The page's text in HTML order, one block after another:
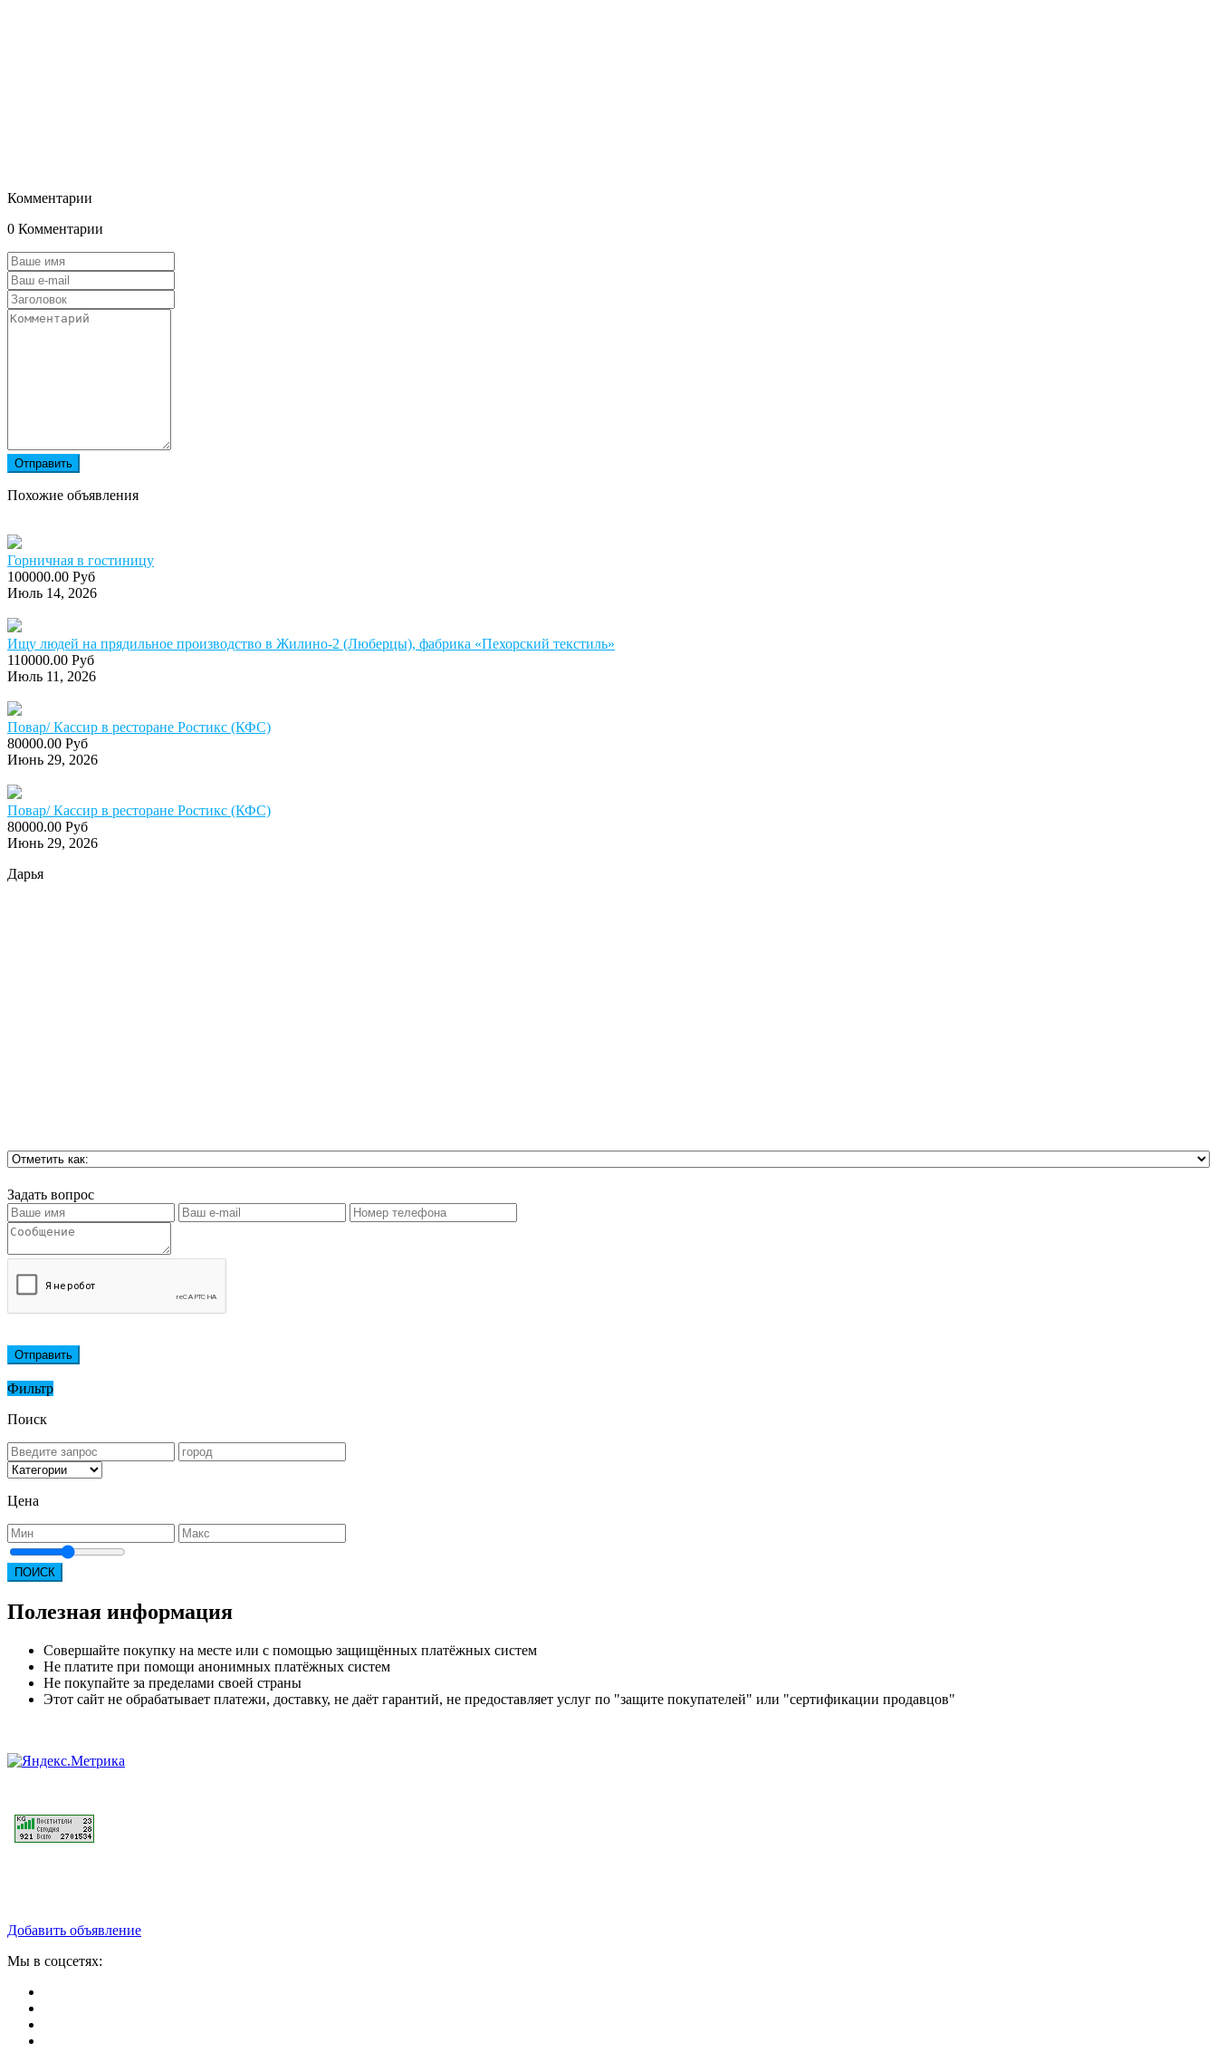
Комментарии
0 Комментарии
Отправить
Похожие объявления
Горничная в гостиницу
100000.00 Руб
Июль 14, 2026
Ищу людей на прядильное производство в Жилино-2 (Люберцы), фабрика «Пехорский текстиль»
110000.00 Руб
Июль 11, 2026
Повар/ Кассир в ресторане Ростикс (КФС)
80000.00 Руб
Июнь 29, 2026
Повар/ Кассир в ресторане Ростикс (КФС)
80000.00 Руб
Июнь 29, 2026
Дарья
Задать вопрос
Отправить
Фильтр
Поиск
Цена
ПОИСК
Полезная информация
Совершайте покупку на месте или с помощью защищённых платёжных систем
Не платите при помощи анонимных платёжных систем
Не покупайте за пределами своей страны
Этот сайт не обрабатывает платежи, доставку, не даёт гарантий, не предоставляет услуг по "защите покупателей" или "сертификации продавцов"
Добавить объявление
Мы в соцсетях: